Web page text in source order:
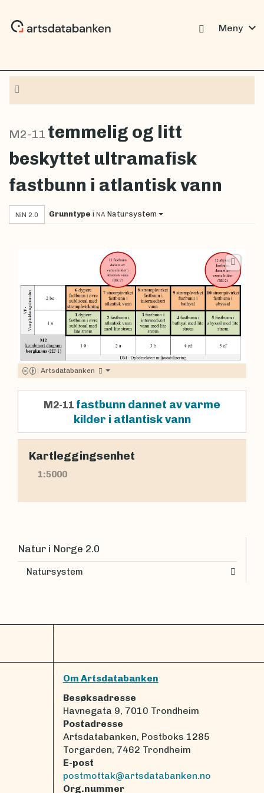
Meny expand_more
M2-11 temmelig og litt
beskyttet ultramafisk
fastbunn i atlantisk vann
NiN 2.0 Grunntype i NA Natursystem
| Artsdatabanken
M2-11 fastbunn dannet av varme
kilder i atlantisk vann
Kartleggingsenhet
1:5000
Natur i Norge 2.0
Natursystem
Om Artsdatabanken
Besøksadresse
Havnegata 9, 7010 Trondheim
Postadresse
Artsdatabanken, Postboks 1285
Torgarden, 7462 Trondheim
E-post
postmottak@artsdatabanken.no
Org.nummer